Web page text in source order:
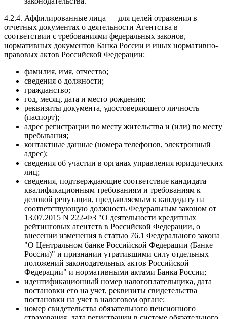
4.2.4. Аффилированные лица — для целей отражения в
отчетных документах о деятельности Агентства в
соответствии с требованиями федеральных законов,
нормативных документов Банка России и иных нормативно-
правовых актов Российской Федерации:
фамилия, имя, отчество;
сведения о должности;
гражданство;
год, месяц, дата и место рождения;
реквизиты документа, удостоверяющего личность
(паспорт);
адрес регистрации по месту жительства и (или) по месту
пребывания;
контактные данные (номера телефонов, электронный
адрес);
сведения об участии в органах управления юридических
лиц;
сведения, подтверждающие соответствие кандидата
квалификационным требованиям и требованиям к
деловой репутации, предъявляемым к кандидату на
соответствующую должность Федеральным законом от
13.07.2015 N 222-ФЗ "О деятельности кредитных
рейтинговых агентств в Российской Федерации, о
внесении изменения в статью 76.1 Федерального закона
"О Центральном банке Российской Федерации (Банке
России)" и признании утратившими силу отдельных
положений законодательных актов Российской
Федерации" и нормативными актами Банка России;
идентификационный номер налогоплательщика, дата
постановки его на учет, реквизиты свидетельства
постановки на учет в налоговом органе;
номер свидетельства обязательного пенсионного